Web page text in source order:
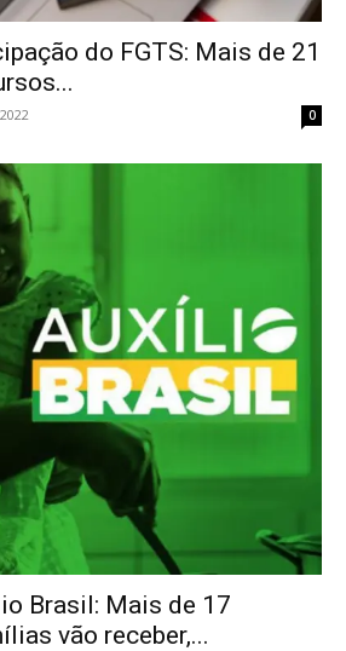
do FGTS: Mais de 21
0
Brasil: Mais de 17
vão receber,...